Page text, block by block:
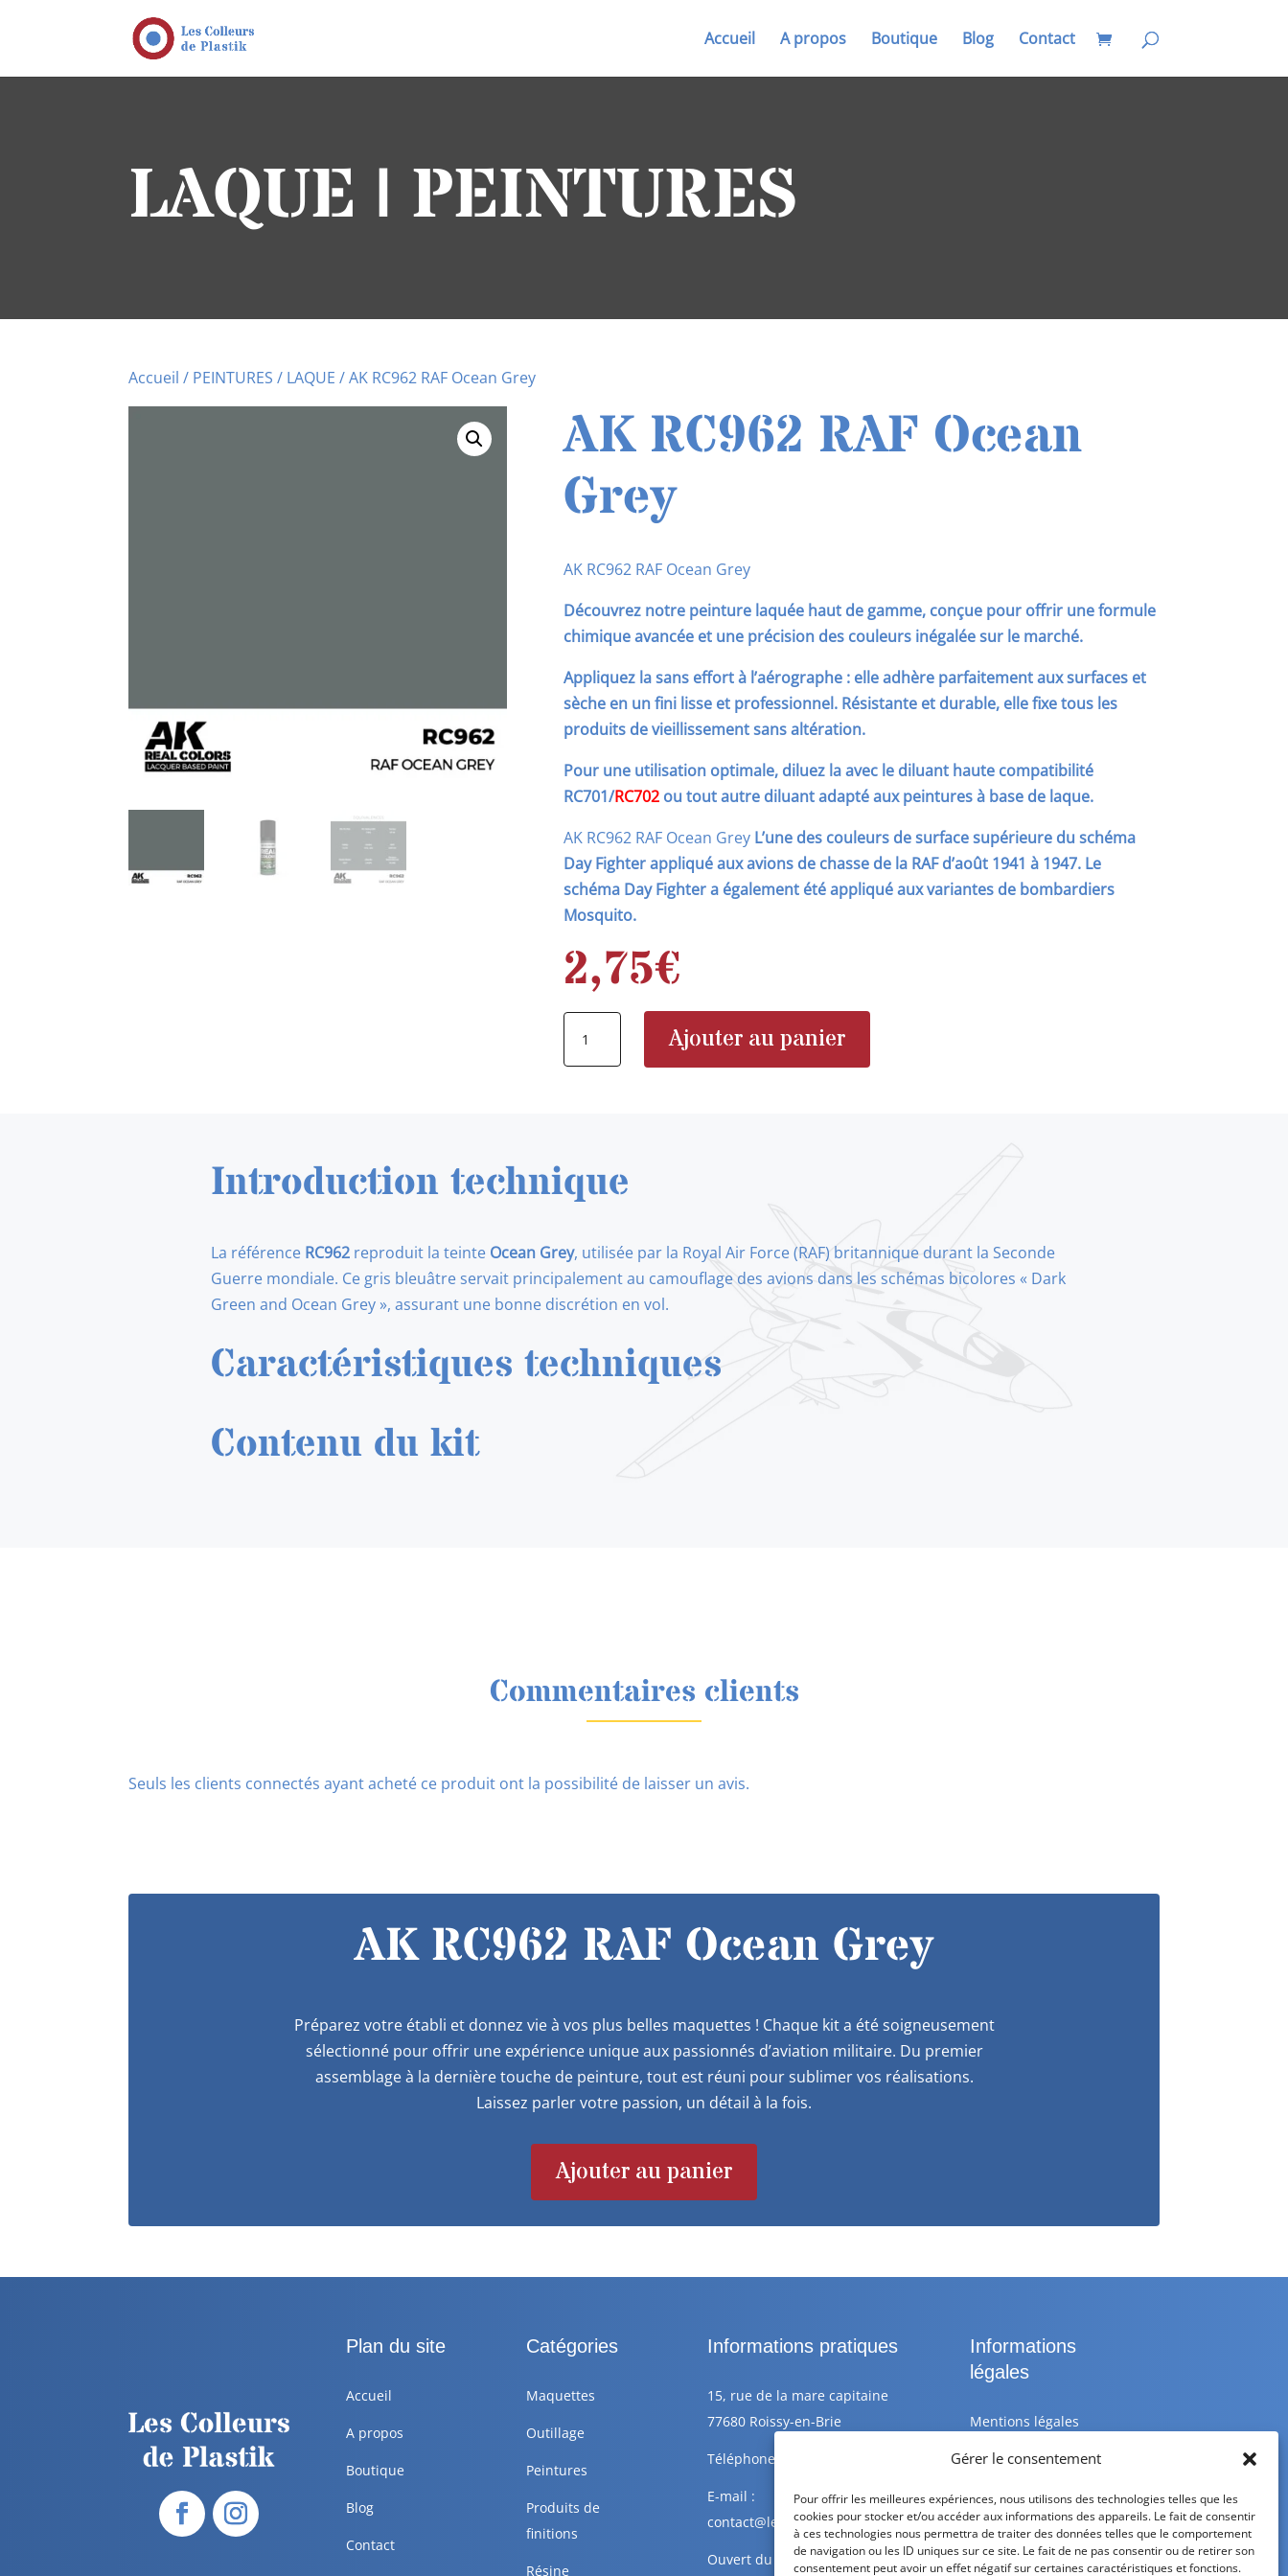
Gérer le consentement
Pour offrir les meilleures expériences, nous utilisons des technologies telles que les
cookies pour stocker et/ou accéder aux informations des appareils. Le fait de consentir
à ces technologies nous permettra de traiter des données telles que le comportement
de navigation ou les ID uniques sur ce site. Le fait de ne pas consentir ou de retirer son
consentement peut avoir un effet négatif sur certaines caractéristiques et fonctions.
Accueil A propos Boutique Blog Contact
LAQUE | PEINTURES
Accueil / PEINTURES / LAQUE / AK RC962 RAF Ocean Grey
AK RC962 RAF Ocean
Grey
AK RC962 RAF Ocean Grey
Découvrez notre peinture laquée haut de gamme, conçue pour offrir une formule
chimique avancée et une précision des couleurs inégalée sur le marché.
Appliquez la sans effort à l’aérographe : elle adhère parfaitement aux surfaces et
sèche en un fini lisse et professionnel. Résistante et durable, elle fixe tous les
produits de vieillissement sans altération.
Pour une utilisation optimale, diluez la avec le diluant haute compatibilité
RC701/RC702 ou tout autre diluant adapté aux peintures à base de laque.
AK RC962 RAF Ocean Grey L’une des couleurs de surface supérieure du schéma
Day Fighter appliqué aux avions de chasse de la RAF d’août 1941 à 1947. Le
schéma Day Fighter a également été appliqué aux variantes de bombardiers
Mosquito.
2,75€
Grey
Ajouter au panier
Introduction technique
La référence RC962 reproduit la teinte Ocean Grey, utilisée par la Royal Air Force (RAF) britannique durant la Seconde
Guerre mondiale. Ce gris bleuâtre servait principalement au camouflage des avions dans les schémas bicolores « Dark
Green and Ocean Grey », assurant une bonne discrétion en vol.
Caractéristiques techniques
Contenu du kit
Commentaires clients
Seuls les clients connectés ayant acheté ce produit ont la possibilité de laisser un avis.
AK RC962 RAF Ocean Grey
Préparez votre établi et donnez vie à vos plus belles maquettes ! Chaque kit a été soigneusement
sélectionné pour offrir une expérience unique aux passionnés d’aviation militaire. Du premier
assemblage à la dernière touche de peinture, tout est réuni pour sublimer vos réalisations.
Laissez parler votre passion, un détail à la fois.
Ajouter au panier
Plan du site
Accueil
A propos
Boutique
Blog
Contact
Catégories
Maquettes
Outillage
Peintures
Produits de
finitions
Résine
Informations pratiques
15, rue de la mare capitaine
77680 Roissy-en-Brie
Téléphone : +33 6 88 77 25 10
E-mail :
contact@lescolleursdeplastik.fr
Ouvert du Lundi au Samedi de
Informations
légales
Mentions légales
Politique de
Politique de cookies
CGV – CGU